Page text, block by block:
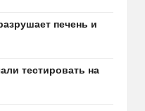
печень и
тестировать на